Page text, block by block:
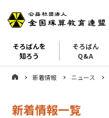
そろばんを
知ろう
そろばん
Q&A
新着情報 ニュース
新着情報一覧